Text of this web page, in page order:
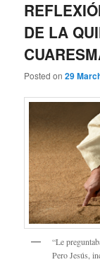
DE LA
Posted on29
“Le
Pero Jesús,